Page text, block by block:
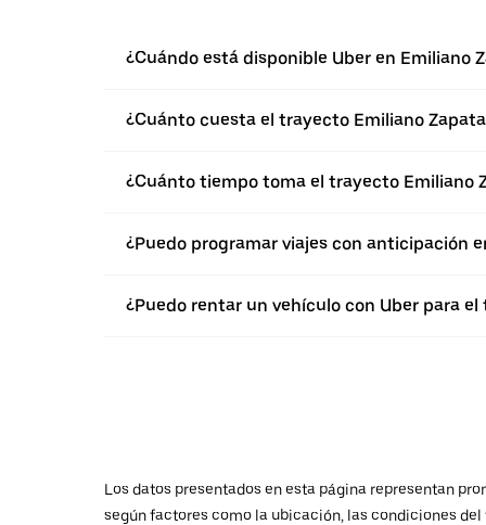
¿Cuándo está disponible Uber en Emiliano
¿Cuánto cuesta el trayecto Emiliano
¿Cuánto tiempo toma el trayecto Emiliano
¿Puedo programar viajes con anticipación
¿Puedo rentar un vehículo con Uber para
Los datos presentados en esta página representan
según factores como la ubicación, las condiciones